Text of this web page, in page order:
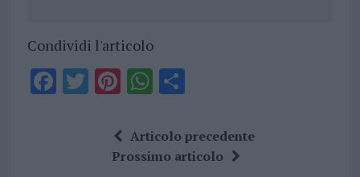
Condividi l'articolo
F T Pi
te
re
W
at
s
S
a
re
Articolo precedente
Prossimo articolo